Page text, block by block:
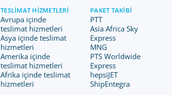
TESLIMAT HIZMETLERI
Avrupa içinde
teslimat hizmetleri
Asya içinde teslimat
hizmetleri
Amerika içinde
teslimat hizmetleri
Afrika içinde teslimat
hizmetleri
PAKET TAKIBI
PTT
Asia Africa Sky
Express
MNG
PTS Worldwide
Express
hepsiJET
ShipEntegra